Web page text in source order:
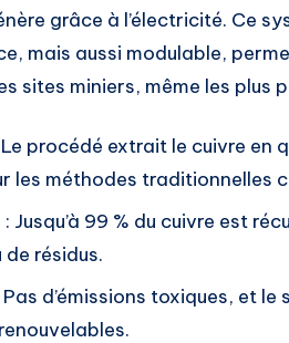
grâce à l’électricité. Ce
mais aussi modulable,
sites miniers, même les plus
Le procédé extrait le cuivre en
les méthodes traditionnelles
: Jusqu’à 99 % du cuivre est
résidus.
Pas d’émissions toxiques, et